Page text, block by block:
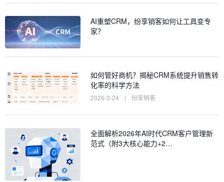
AI重塑CRM，纷享销客如何让工具变专
家？
如何管好商机？揭秘CRM系统提升销售转
化率的科学方法
2026-3-24 | 纷享销客
全面解析2026年AI时代CRM客户管理新
范式（附3大核心能力+2…